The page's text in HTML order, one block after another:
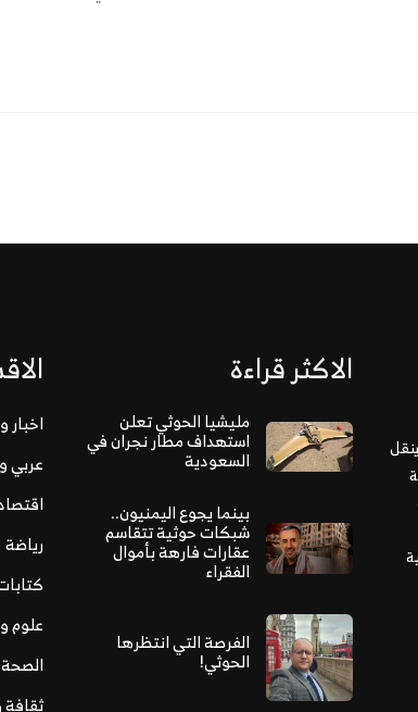
الاكثر قراءة
مليشيا الحوثي تعلن
استهداف مطار نجران في
السعودية
بينما يجوع اليمنيون..
شبكات حوثية تتقاسم
عقارات فارهة بأموال
الفقراء
الفرصة التي انتظرها
الحوثي!
اخبار
عربي
رياضة
علوم
الصحة